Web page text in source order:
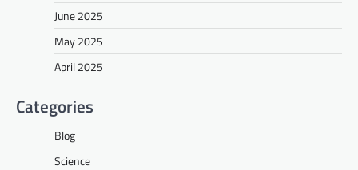
June 2025
May 2025
April 2025
Categories
Blog
Science